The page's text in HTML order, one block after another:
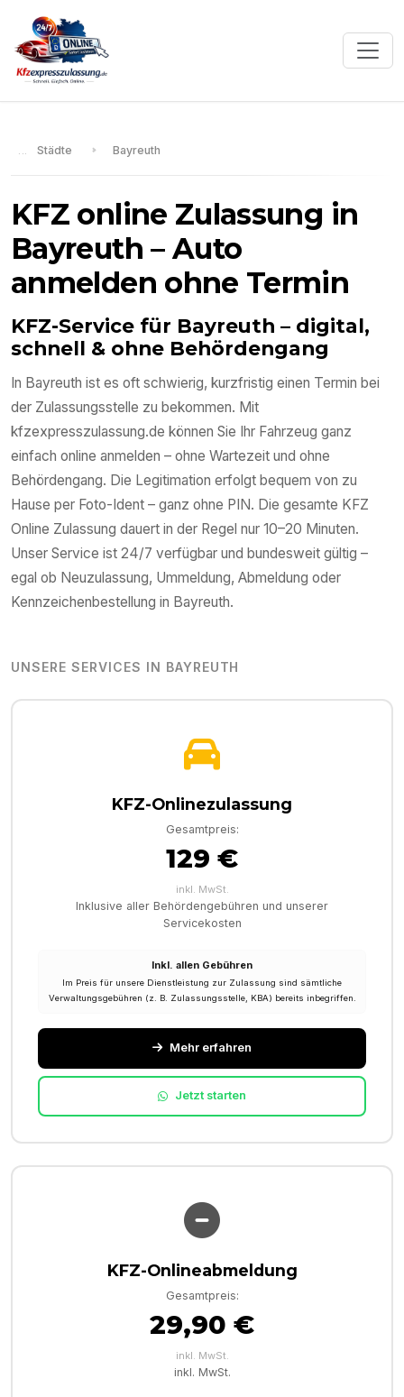
Städte Bayreuth
KFZ online Zulassung in
Bayreuth – Auto
anmelden ohne Termin
KFZ-Service für Bayreuth – digital,
schnell & ohne Behördengang
In Bayreuth ist es oft schwierig, kurzfristig einen Termin bei
der Zulassungsstelle zu bekommen. Mit
kfzexpresszulassung.de können Sie Ihr Fahrzeug ganz
einfach online anmelden – ohne Wartezeit und ohne
Behördengang. Die Legitimation erfolgt bequem von zu
Hause per Foto-Ident – ganz ohne PIN. Die gesamte KFZ
Online Zulassung dauert in der Regel nur 10–20 Minuten.
Unser Service ist 24/7 verfügbar und bundesweit gültig –
egal ob Neuzulassung, Ummeldung, Abmeldung oder
Kennzeichenbestellung in Bayreuth.
UNSERE SERVICES IN BAYREUTH
KFZ-Onlinezulassung
Gesamtpreis:
129 €
inkl. MwSt.
Inklusive aller Behördengebühren und unserer
Servicekosten
Inkl. allen Gebühren
Im Preis für unsere Dienstleistung zur Zulassung sind sämtliche
Verwaltungsgebühren (z. B. Zulassungsstelle, KBA) bereits inbegriffen.
Mehr erfahren
Jetzt starten
KFZ-Onlineabmeldung
Gesamtpreis:
29,90 €
inkl. MwSt.
inkl. MwSt.